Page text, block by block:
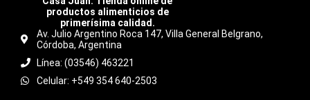
productos alimenticios de
primerísima calidad.
Av. Julio Argentino Roca 147, Villa General Belgrano,
Córdoba, Argentina
Línea: (03546) 463221
Celular: +549 354 640-2503